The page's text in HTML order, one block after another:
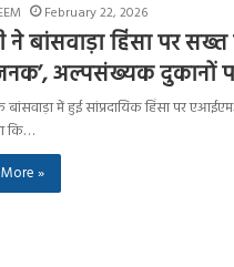
February 22, 2026
बांसवाड़ा हिंसा पर सख्त
अल्पसंख्यक दुकानों
में हुई सांप्रदायिक हिंसा पर
कि…
»